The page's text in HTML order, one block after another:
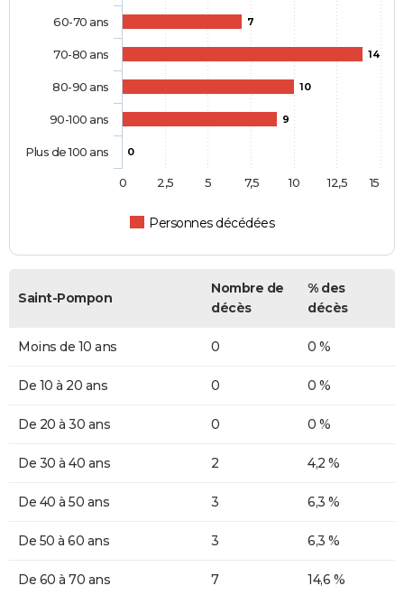
7
14
10
9
0
Personnes décédées
60-70 ans
70-80 ans
80-90 ans
90-100 ans
Plus de 100 ans
0 2,5 5 7,5 10 12,5 15
Saint-Pompon
Nombre de
décès
% des
décès
Moins de 10 ans 0 0 %
De 10 à 20 ans 0 0 %
De 20 à 30 ans 0 0 %
De 30 à 40 ans 2 4,2 %
De 40 à 50 ans 3 6,3 %
De 50 à 60 ans 3 6,3 %
De 60 à 70 ans 7 14,6 %